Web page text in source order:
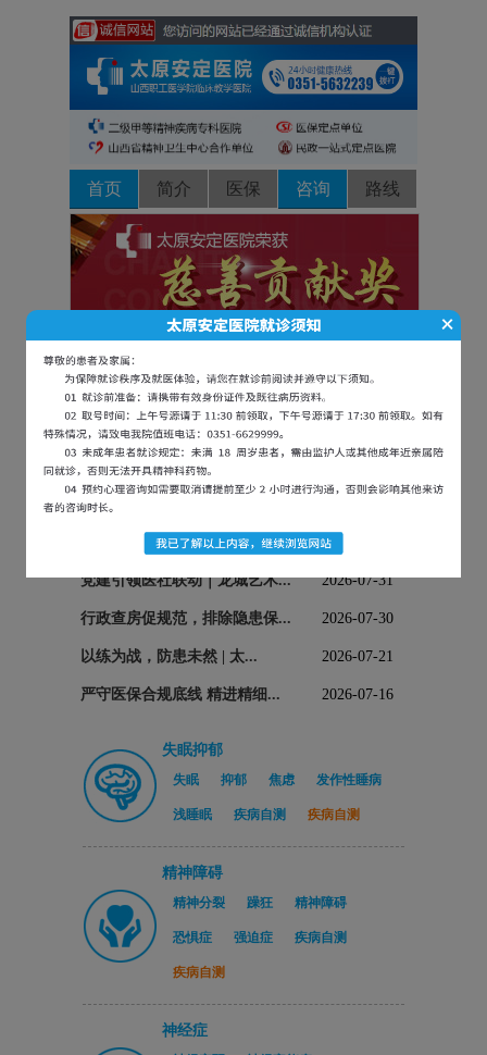
首页 简介 医保 咨询 路线
医院新闻
党建引领医社联动｜龙城艺术... 2026-07-31
行政查房促规范，排除隐患保... 2026-07-30
以练为战，防患未然 | 太... 2026-07-21
严守医保合规底线 精进精细... 2026-07-16
失眠抑郁
失眠 抑郁 焦虑 发作性睡病
浅睡眠 疾病自测 疾病自测
精神障碍
精神分裂 躁狂 精神障碍
恐惧症 强迫症 疾病自测
疾病自测
神经症